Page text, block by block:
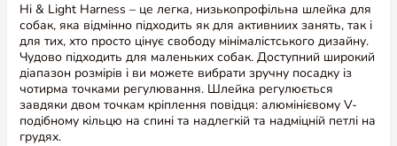
Hi & Light Harness – це легка, низькопрофільна шлейка для
собак, яка відмінно підходить як для активниих занять, так і
для тих, хто просто цінує свободу мінімалістського дизайну.
Чудово підходить для маленьких собак. Доступний широкий
діапазон розмірів і ви можете вибрати зручну посадку із
чотирма точками регулювання. Шлейка регулюється
завдяки двом точкам кріплення повідця: алюмінієвому V-
подібному кільцю на спині та надлегкій та надміцній петлі на
грудях.